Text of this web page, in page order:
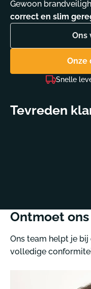
Gewoon
correct en slim
Ons
Onze
Tevreden
Ontmoet
Ons team helpt je
volledige